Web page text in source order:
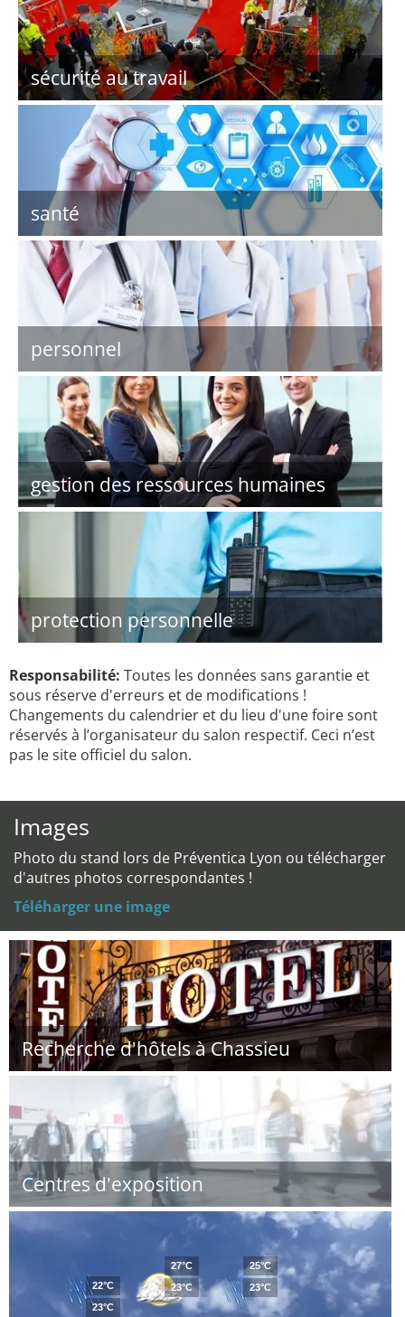
sécurité au travail
santé
personnel
gestion des ressources humaines
protection personnelle
Responsabilité: Toutes les données sans garantie et
sous réserve d'erreurs et de modifications !
Changements du calendrier et du lieu d'une foire sont
réservés à l’organisateur du salon respectif. Ceci n’est
pas le site officiel du salon.
Images
Photo du stand lors de Préventica Lyon ou télécharger
d'autres photos correspondantes !
Téléharger une image
Recherche d'hôtels à Chassieu
Centres d'exposition
22°C
23°C
27°C
23°C
25°C
23°C